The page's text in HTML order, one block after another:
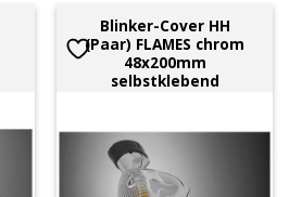
Blinker-Cover HH
(Paar) FLAMES chrom
48x200mm
selbstklebend